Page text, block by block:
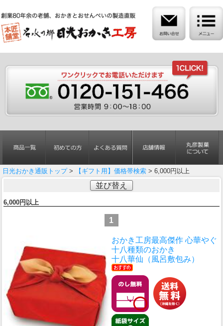
日光おかき通販トップ> 【ギフト用】価格帯検索 > 6,000円以上
並び替え
6,000円以上
1
おかき工房最高傑作 心華やぐ
十八種類のおかき
十八華仙（風呂敷包み）